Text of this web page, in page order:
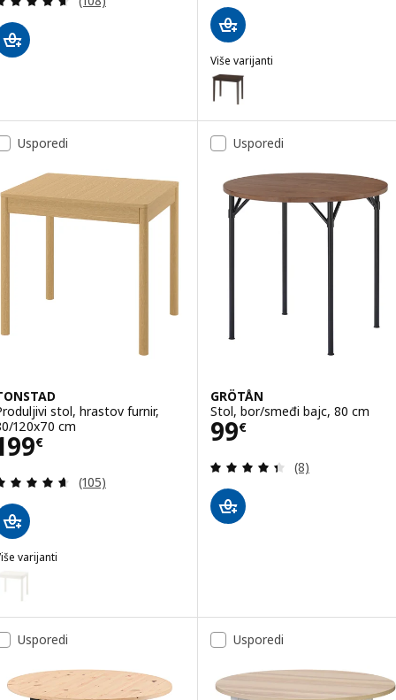
Više varijanti
NÄSINGE
Mogućnost: NÄSINGE, Stol,
Usporedi
stol, hrastov furnir,
120x70 cm
€ 199€
Revizija: 4.6 od 5 zvjezdica. Ukupno recenzija:
(105)
varijanti
TONSTAD, Produljivi stol, krem, 80/120x70 cm
Usporedi
GRÖTÅN
Stol, bor/smeđi bajc, 80 cm
99€
Cijena 99€
Revizija: 4.4
(8)
Usporedi Usporedi